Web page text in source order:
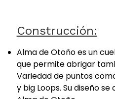
Construcción:
Alma de Otoño es un
que permite abrigar
Variedad de puntos
y big Loops. Su diseño